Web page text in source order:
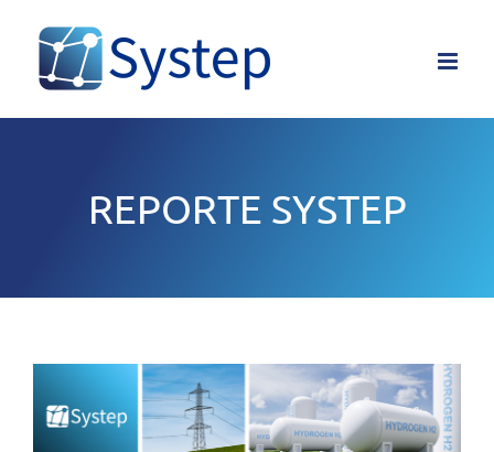
content
REPORTE SYSTEP